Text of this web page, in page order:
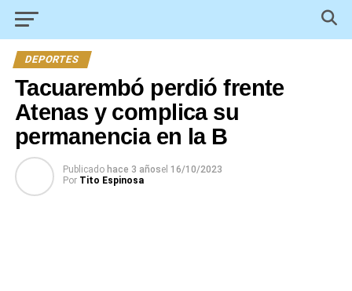
DEPORTES
Tacuarembó perdió frente
Atenas y complica su
permanencia en la B
Publicado hace 3 añosel 16/10/2023
Por Tito Espinosa